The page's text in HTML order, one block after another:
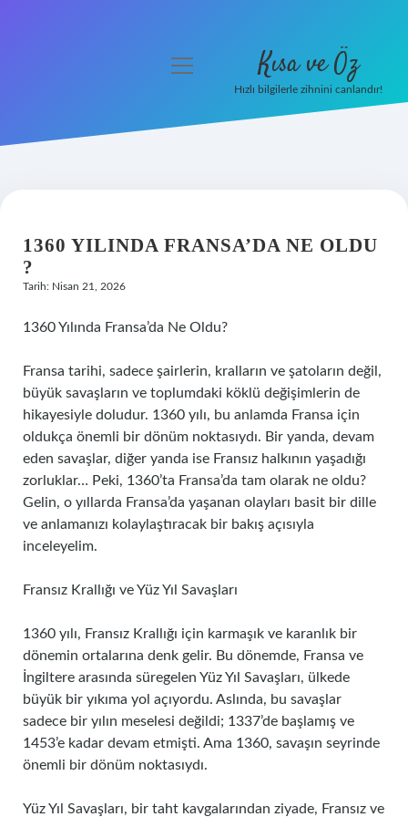
Hakkımızda
menüyü
Kısa ve Öz
Hızlı bilgilerle zihnini canlandır!
1360 YILINDA FRANSA’DA NE OLDU
?
Tarih: Nisan 21, 2026
1360 Yılında Fransa’da Ne Oldu?
Fransa tarihi, sadece şairlerin, kralların ve şatoların değil,
büyük savaşların ve toplumdaki köklü değişimlerin de
hikayesiyle doludur. 1360 yılı, bu anlamda Fransa için
oldukça önemli bir dönüm noktasıydı. Bir yanda, devam
eden savaşlar, diğer yanda ise Fransız halkının yaşadığı
zorluklar… Peki, 1360’ta Fransa’da tam olarak ne oldu?
Gelin, o yıllarda Fransa’da yaşanan olayları basit bir dille
ve anlamanızı kolaylaştıracak bir bakış açısıyla
inceleyelim.
Fransız Krallığı ve Yüz Yıl Savaşları
1360 yılı, Fransız Krallığı için karmaşık ve karanlık bir
dönemin ortalarına denk gelir. Bu dönemde, Fransa ve
İngiltere arasında süregelen Yüz Yıl Savaşları, ülkede
büyük bir yıkıma yol açıyordu. Aslında, bu savaşlar
sadece bir yılın meselesi değildi; 1337’de başlamış ve
1453’e kadar devam etmişti. Ama 1360, savaşın seyrinde
önemli bir dönüm noktasıydı.
Yüz Yıl Savaşları, bir taht kavgalarından ziyade, Fransız ve